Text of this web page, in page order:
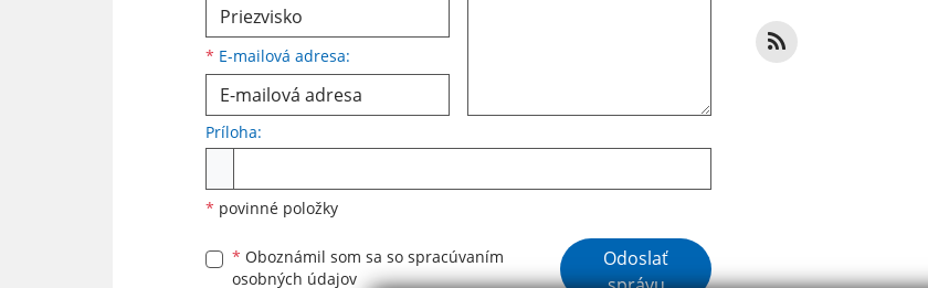
* E-mailová adresa:
Príloha:
* povinné položky
* Oboznámil som sa so spracúvaním
osobných údajov
Google reCaptcha Response
Odoslať